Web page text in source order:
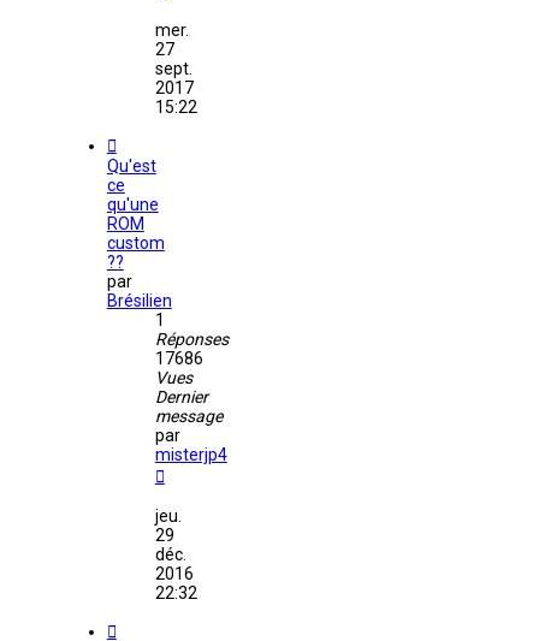
mer.
27
sept.
2017
15:22
Qu'est
ce
qu'une
ROM
custom
??
par
Brésilien
1
Réponses
17686
Vues
Dernier
message
par
misterjp4
jeu.
29
déc.
2016
22:32